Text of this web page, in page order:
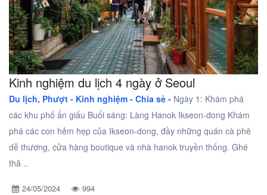
Kinh nghiệm du lịch 4 ngày ở Seoul
Du lịch, Phượt - Kinh nghiệm - Chia sẻ - Ngày 1: Khám phá
các khu phố ẩn giấu Buổi sáng: Làng Hanok Ikseon-dong Khám
phá các con hẻm hẹp của Ikseon-dong, đầy những quán cà phê
dễ thương, cửa hàng boutique và nhà hanok truyền thống. Ghé
thă ..
24/05/2024 994